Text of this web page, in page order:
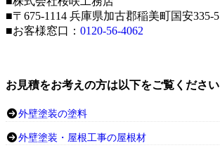
■〒675-1114 兵庫県加古郡稲美町国安335-5
■お客様窓口： 0120-56-4062
お見積をお考えの方は以下をご覧ください
外壁塗装の塗料
外壁塗装・屋根工事の屋根材